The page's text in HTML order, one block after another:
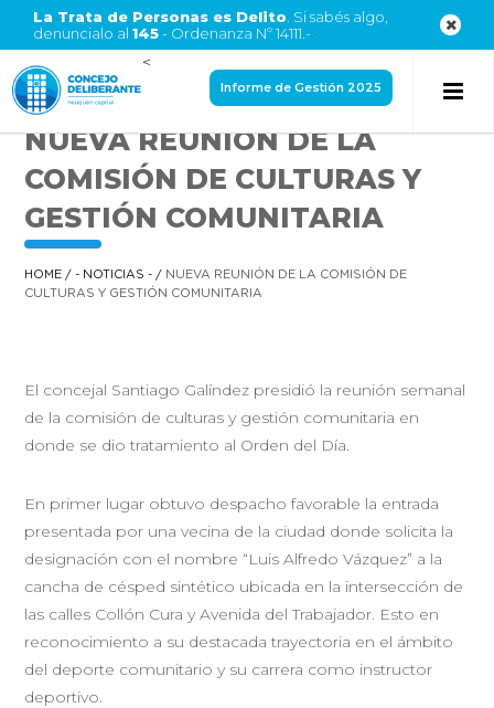
La Trata de Personas es Delito . Si sabés algo,
denuncialo al 145- Ordenanza Nº 14111.-
<
Informe de Gestión 2025
NUEVA REUNIÓN DE LA
COMISIÓN DE CULTURAS Y
GESTIÓN COMUNITARIA
HOME /- NOTICIAS - / NUEVA REUNIÓN DE LA COMISIÓN DE
CULTURAS Y GESTIÓN COMUNITARIA
El concejal Santiago Galíndez presidió la reunión semanal
de la comisión de culturas y gestión comunitaria en
donde se dio tratamiento al Orden del Día.
En primer lugar obtuvo despacho favorable la entrada
presentada por una vecina de la ciudad donde solicita la
designación con el nombre “Luis Alfredo Vázquez” a la
cancha de césped sintético ubicada en la intersección de
las calles Collón Cura y Avenida del Trabajador. Esto en
reconocimiento a su destacada trayectoria en el ámbito
del deporte comunitario y su carrera como instructor
deportivo.